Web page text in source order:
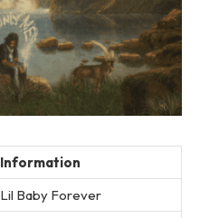
Information
Lil Baby Forever